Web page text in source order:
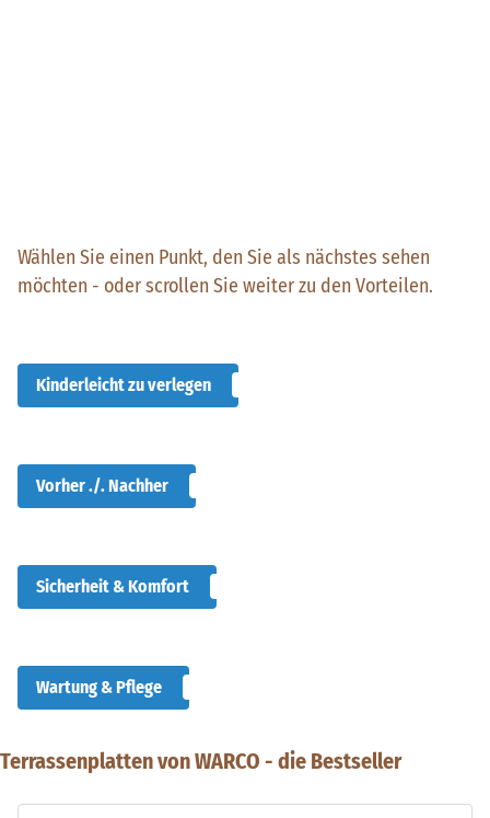
Wählen Sie einen Punkt, den Sie als nächstes sehen
möchten - oder scrollen Sie weiter zu den Vorteilen.
Kinderleicht zu verlegen
Vorher ./. Nachher
Sicherheit & Komfort
Wartung & Pflege
Terrassenplatten von WARCO - die Bestseller